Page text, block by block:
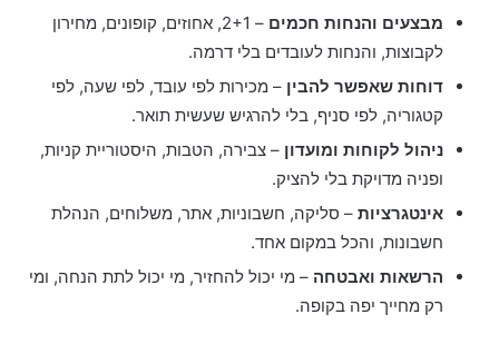
מבצעים והנחות חכמים
– 2+1, אחוזים, קופונים, מחירון
לקבוצות, והנחות לעובדים בלי דרמה.
דוחות שאפשר להבין – מכירות לפי עובד, לפי שעה, לפי
קטגוריה, לפי סניף, בלי להרגיש שעשית תואר.
ניהול לקוחות ומועדון – צבירה, הטבות, היסטוריית קניות,
ופניה מדויקת בלי להציק.
אינטגרציות – סליקה, חשבוניות, אתר, משלוחים, הנהלת
חשבונות, והכל במקום אחד.
הרשאות ואבטחה – מי יכול להחזיר, מי יכול לתת הנחה, ומי
רק מחייך יפה בקופה.